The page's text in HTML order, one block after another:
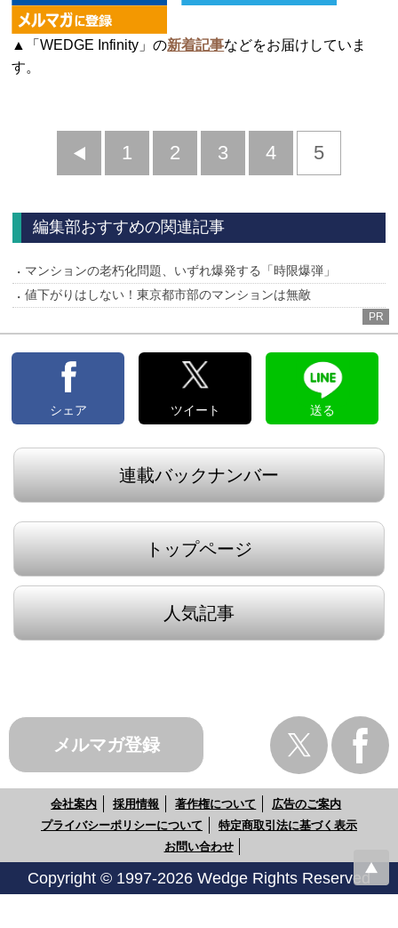
▲「WEDGE Infinity」の新着記事などをお届けしていま
す。
前
1 2 3 4 5
編集部おすすめの関連記事
マンションの老朽化問題、いずれ爆発する「時限爆弾」
値下がりはしない！東京都市部のマンションは無敵
PR
シェア ツイート 送る
連載バックナンバー
トップページ
人気記事
メルマガ登録
会社案内 採用情報 著作権について
広告のご案内
プライバシーポリシーについて
特定商取引法に基づく表示
お問い合わせ
Copyright © 1997-2026 Wedge Rights Reserved